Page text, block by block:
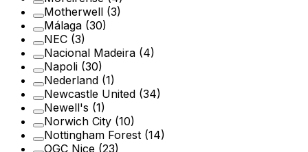
Motherwell (3)
Málaga (30)
NEC (3)
Nacional Madeira (4)
Napoli (30)
Nederland (1)
Newcastle United (34)
Newell's (1)
Norwich City (10)
Nottingham Forest (14)
OGC Nice (23)